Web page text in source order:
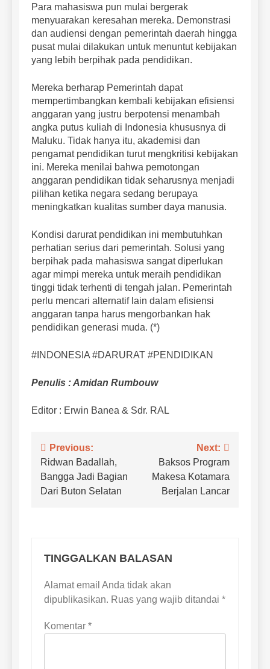
Para mahasiswa pun mulai bergerak
menyuarakan keresahan mereka. Demonstrasi
dan audiensi dengan pemerintah daerah hingga
pusat mulai dilakukan untuk menuntut kebijakan
yang lebih berpihak pada pendidikan.
Mereka berharap Pemerintah dapat
mempertimbangkan kembali kebijakan efisiensi
anggaran yang justru berpotensi menambah
angka putus kuliah di Indonesia khususnya di
Maluku. Tidak hanya itu, akademisi dan
pengamat pendidikan turut mengkritisi kebijakan
ini. Mereka menilai bahwa pemotongan
anggaran pendidikan tidak seharusnya menjadi
pilihan ketika negara sedang berupaya
meningkatkan kualitas sumber daya manusia.
Kondisi darurat pendidikan ini membutuhkan
perhatian serius dari pemerintah. Solusi yang
berpihak pada mahasiswa sangat diperlukan
agar mimpi mereka untuk meraih pendidikan
tinggi tidak terhenti di tengah jalan. Pemerintah
perlu mencari alternatif lain dalam efisiensi
anggaran tanpa harus mengorbankan hak
pendidikan generasi muda. (*)
#INDONESIA #DARURAT #PENDIDIKAN
Penulis : Amidan Rumbouw
Editor : Erwin Banea & Sdr. RAL
Navigasi
pos
Previous:
Ridwan Badallah,
Bangga Jadi Bagian
Dari Buton Selatan
Next:
Baksos Program
Makesa Kotamara
Berjalan Lancar
TINGGALKAN BALASAN
Alamat email Anda tidak akan
dipublikasikan. Ruas yang wajib ditandai *
Komentar *